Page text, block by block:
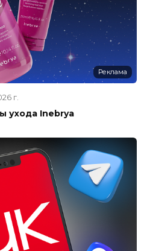
Реклама
г.
ухода Inebrya